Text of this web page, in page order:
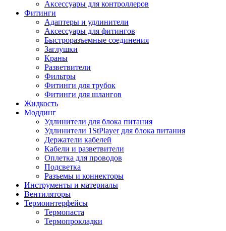
Аксессуары для контроллеров
Фитинги
Адаптеры и удлинители
Аксессуары для фитингов
Быстроразъемные соединения
Заглушки
Краны
Разветвители
Фильтры
Фитинги для трубок
Фитинги для шлангов
Жидкость
Моддинг
Удлинители для блока питания
Удлинители 1StPlayer для блока питания
Держатели кабелей
Кабели и разветвители
Оплетка для проводов
Подсветка
Разъемы и коннекторы
Инструменты и материалы
Вентиляторы
Термоинтерфейсы
Термопаста
Термопрокладки